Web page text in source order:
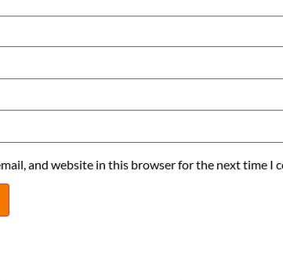
and website in this browser for the next time I